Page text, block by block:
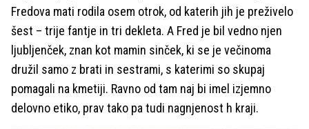
Fredova mati rodila osem otrok, od katerih jih je preživelo
šest – trije fantje in tri dekleta. A Fred je bil vedno njen
ljubljenček, znan kot mamin sinček, ki se je večinoma
družil samo z brati in sestrami, s katerimi so skupaj
pomagali na kmetiji. Ravno od tam naj bi imel izjemno
delovno etiko, prav tako pa tudi nagnjenost h kraji.